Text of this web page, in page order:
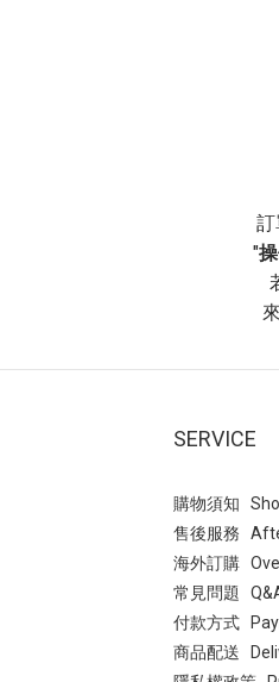
滾邊設計與腳上
很高！ 瑪莉
莉珍鞋- 平底瑪莉
方頭編織紋一字
滑皮革，編織設
視覺增高修
時尚元素，
孩 → 短靴
我) 尖頭個
麂皮絨面材
俐落帥氣的
堆造型，增
走的5公分
個性牛仔反
以其側邊鬆
即可輕鬆搞
固的厚底立刻
帶拼接，不僅
型增添率性層
很多年的你
西靴(點我)-
是秋冬季節持
"
SERVICE
購物須知
售後服務
海外訂購
常見問題
付款方式
商品配送